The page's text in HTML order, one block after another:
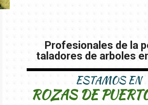
Profesionales de la
taladores de arboles
ESTAMOS EN
ROZAS DE